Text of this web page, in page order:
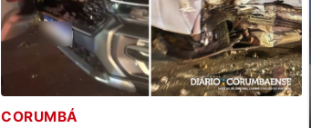
CORUMBÁ